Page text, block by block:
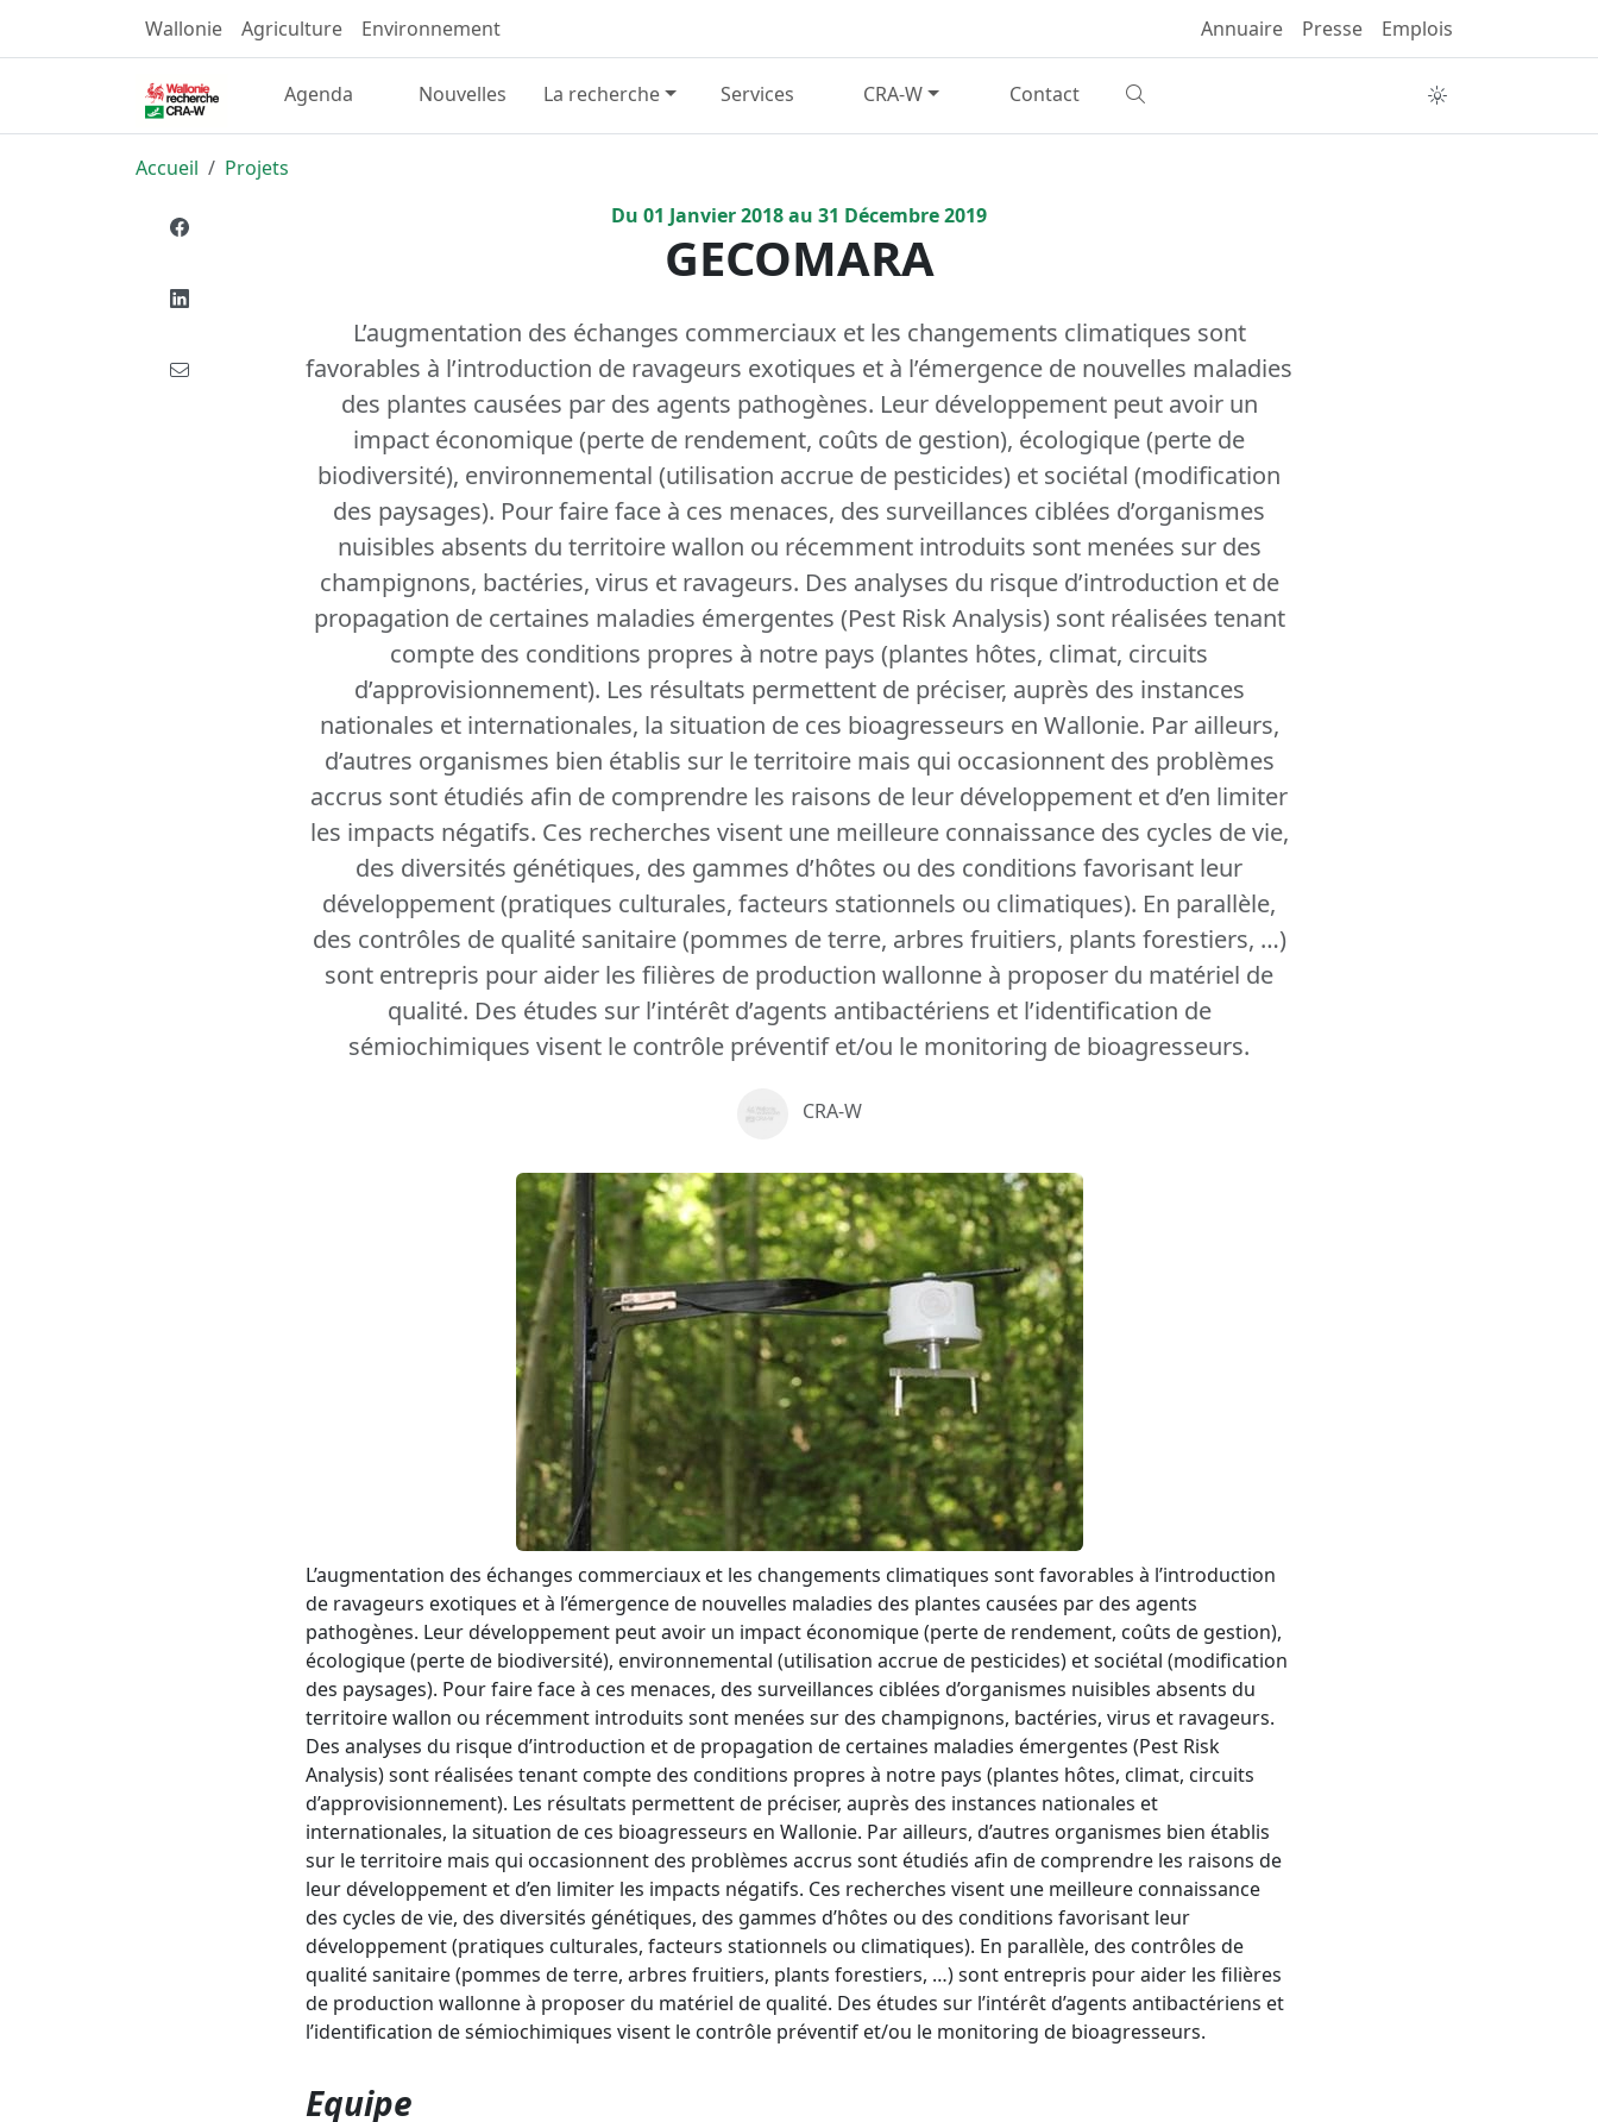
Wallonie Agriculture Environnement Annuaire Presse Emplois
Agenda Nouvelles La recherche Services CRA-W Contact
Accueil
Projets
Du 01 Janvier2018au 31 Décembre2019
GECOMARA
L’augmentation des échanges commerciaux et les changements climatiques sont
favorables à l’introduction de ravageurs exotiques et à l’émergence de nouvelles maladies
des plantes causées par des agents pathogènes. Leur développement peut avoir un
impact économique (perte de rendement, coûts de gestion), écologique (perte de
biodiversité), environnemental (utilisation accrue de pesticides) et sociétal (modification
des paysages). Pour faire face à ces menaces, des surveillances ciblées d’organismes
nuisibles absents du territoire wallon ou récemment introduits sont menées sur des
champignons, bactéries, virus et ravageurs. Des analyses du risque d’introduction et de
propagation de certaines maladies émergentes (Pest Risk Analysis) sont réalisées tenant
compte des conditions propres à notre pays (plantes hôtes, climat, circuits
d’approvisionnement). Les résultats permettent de préciser, auprès des instances
nationales et internationales, la situation de ces bioagresseurs en Wallonie. Par ailleurs,
d’autres organismes bien établis sur le territoire mais qui occasionnent des problèmes
accrus sont étudiés afin de comprendre les raisons de leur développement et d’en limiter
les impacts négatifs. Ces recherches visent une meilleure connaissance des cycles de vie,
des diversités génétiques, des gammes d’hôtes ou des conditions favorisant leur
développement (pratiques culturales, facteurs stationnels ou climatiques). En parallèle,
des contrôles de qualité sanitaire (pommes de terre, arbres fruitiers, plants forestiers, …)
sont entrepris pour aider les filières de production wallonne à proposer du matériel de
qualité. Des études sur l’intérêt d’agents antibactériens et l’identification de
sémiochimiques visent le contrôle préventif et/ou le monitoring de bioagresseurs.
CRA-W
L’augmentation des échanges commerciaux et les changements climatiques sont favorables à l’introduction
de ravageurs exotiques et à l’émergence de nouvelles maladies des plantes causées par des agents
pathogènes. Leur développement peut avoir un impact économique (perte de rendement, coûts de gestion),
écologique (perte de biodiversité), environnemental (utilisation accrue de pesticides) et sociétal (modification
des paysages). Pour faire face à ces menaces, des surveillances ciblées d’organismes nuisibles absents du
territoire wallon ou récemment introduits sont menées sur des champignons, bactéries, virus et ravageurs.
Des analyses du risque d’introduction et de propagation de certaines maladies émergentes (Pest Risk
Analysis) sont réalisées tenant compte des conditions propres à notre pays (plantes hôtes, climat, circuits
d’approvisionnement). Les résultats permettent de préciser, auprès des instances nationales et
internationales, la situation de ces bioagresseurs en Wallonie. Par ailleurs, d’autres organismes bien établis
sur le territoire mais qui occasionnent des problèmes accrus sont étudiés afin de comprendre les raisons de
leur développement et d’en limiter les impacts négatifs. Ces recherches visent une meilleure connaissance
des cycles de vie, des diversités génétiques, des gammes d’hôtes ou des conditions favorisant leur
développement (pratiques culturales, facteurs stationnels ou climatiques). En parallèle, des contrôles de
qualité sanitaire (pommes de terre, arbres fruitiers, plants forestiers, …) sont entrepris pour aider les filières
de production wallonne à proposer du matériel de qualité. Des études sur l’intérêt d’agents antibactériens et
l’identification de sémiochimiques visent le contrôle préventif et/ou le monitoring de bioagresseurs.
Equipe